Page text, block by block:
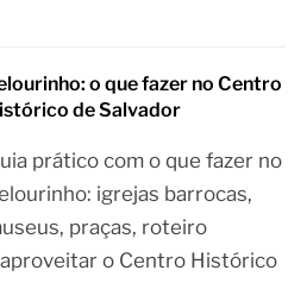
o que fazer no Centro
de Salvador
prático com o que fazer no
igrejas barrocas,
praças, roteiro
o Centro Histórico